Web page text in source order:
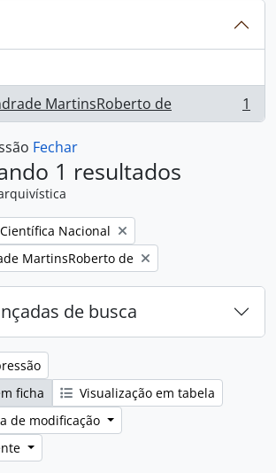
MartinsRoberto de
1
Fechar
1 resultados
Nacional
MartinsRoberto de
de busca
ficha
Visualização em tabela
de modificação